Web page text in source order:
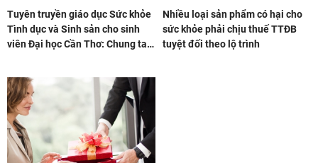
Tuyên truyền giáo dục Sức khỏe
Tình dục và Sinh sản cho sinh
viên Đại học Cần Thơ: Chung tay
Nhiều loại sản phẩm có hại cho
sức khỏe phải chịu thuế TTĐB
tuyệt đối theo lộ trình